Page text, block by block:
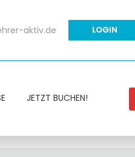
LOGIN
aktiv.de
JETZT BUCHEN!